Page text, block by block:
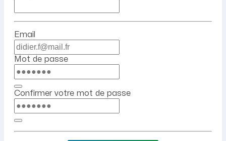
Email
Mot de passe
Confirmer votre mot de passe